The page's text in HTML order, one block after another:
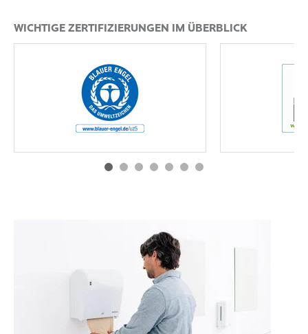
WICHTIGE ZERTIFIZIERUNGEN IM ÜBERBLICK
Blauer Engel
MEHR ERFAHREN MEHR